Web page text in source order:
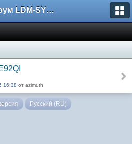
Форум LDM-SYSTEMS
16:38 от azimuth
Русский (RU)